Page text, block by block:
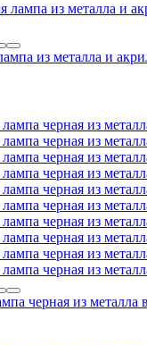
из металла и
черная из металла